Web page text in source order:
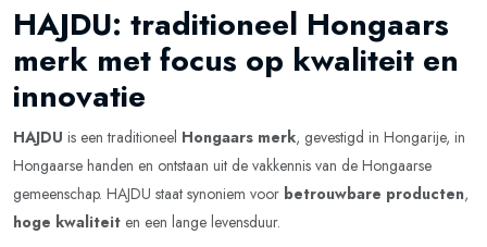
HAJDU: traditioneel Hongaars
merk met focus op kwaliteit en
innovatie
HAJDU is een traditioneel Hongaars merk, gevestigd in Hongarije, in
Hongaarse handen en ontstaan uit de vakkennis van de Hongaarse
gemeenschap. HAJDU staat synoniem voor betrouwbare producten,
hoge kwaliteit en een lange levensduur.